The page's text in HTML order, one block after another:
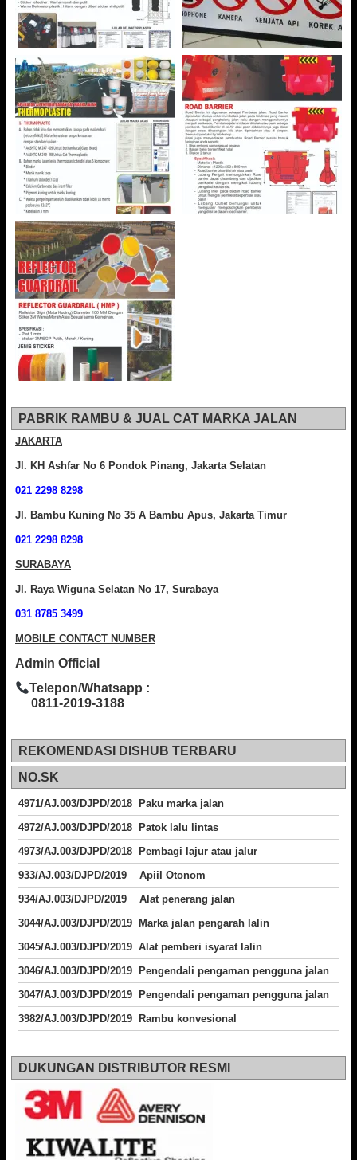
PABRIK RAMBU & JUAL CAT MARKA JALAN
JAKARTA
Jl. KH Ashfar No 6 Pondok Pinang, Jakarta Selatan
021 2298 8298
Jl. Bambu Kuning No 35 A Bambu Apus, Jakarta Timur
021 2298 8298
SURABAYA
Jl. Raya Wiguna Selatan No 17, Surabaya
031 8785 3499
MOBILE CONTACT NUMBER
Admin Official
Telepon/Whatsapp :
0811-2019-3188
REKOMENDASI DISHUB TERBARU
NO.SK
4971/AJ.003/DJPD/2018 Paku marka jalan
4972/AJ.003/DJPD/2018 Patok lalu lintas
4973/AJ.003/DJPD/2018
Pembagi lajur atau jalur
933/AJ.003/DJPD/2019 Apiil Otonom
934/AJ.003/DJPD/2019 Alat penerang jalan
3044/AJ.003/DJPD/2019 Marka jalan pengarah lalin
3045/AJ.003/DJPD/2019 Alat pemberi isyarat lalin
3046/AJ.003/DJPD/2019 Pengendali pengaman pengguna jalan
3047/AJ.003/DJPD/2019 Pengendali pengaman pengguna jalan
3982/AJ.003/DJPD/2019 Rambu konvesional
DUKUNGAN DISTRIBUTOR RESMI